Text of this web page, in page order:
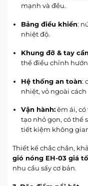
mạnh và đều.
Bảng điều khiển:
nhiệt độ.
Khung đỡ & tay
thể điều chỉnh
Hệ thống an toàn:
nhiệt, vỏ ngoài
Vận hành:êm ái, có
tạo nhỏ gọn, có thể
tiết kiệm không
Thiết kế chắc chắn,
gió nóng EH-03 giá
nhu cầu sấy cơ bản.